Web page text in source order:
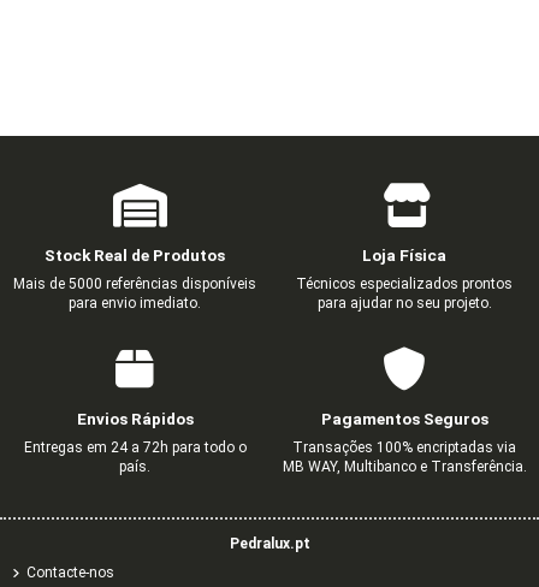
Stock Real de Produtos
Mais de 5000 referências disponíveis
para envio imediato.
Loja Física
Técnicos especializados prontos
para ajudar no seu projeto.
Envios Rápidos
Entregas em 24 a 72h para todo o
país.
Pagamentos Seguros
Transações 100% encriptadas via
MB WAY, Multibanco e Transferência.
Pedralux.pt
Contacte-nos